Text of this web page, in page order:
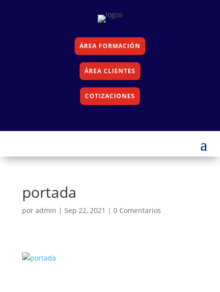
ÁREA FORMACIÓN
ÁREA CLIENTES
COTIZACIONES
portada
por admin | Sep 22, 2021 | 0 Comentarios